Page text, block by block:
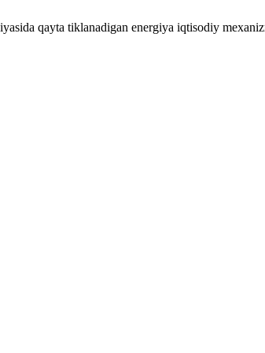
qayta tiklanadigan energiya iqtisodiy